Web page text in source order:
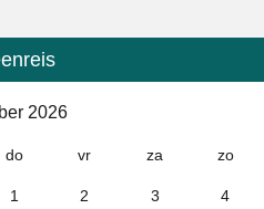
Kalender
2026
do vr za zo
1
2
3
4